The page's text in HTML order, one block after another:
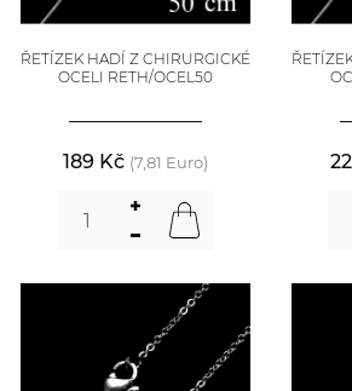
ŘETÍZEK HADÍ Z CHIRURGICKÉ
OCELI RETH/OCEL50
189 Kč (7,81 Euro)